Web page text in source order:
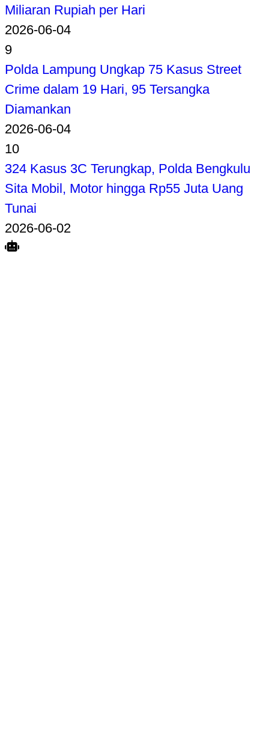
Miliaran Rupiah per Hari
2026-06-04
9
Polda Lampung Ungkap 75 Kasus Street
Crime dalam 19 Hari, 95 Tersangka
Diamankan
2026-06-04
10
324 Kasus 3C Terungkap, Polda Bengkulu
Sita Mobil, Motor hingga Rp55 Juta Uang
Tunai
2026-06-02